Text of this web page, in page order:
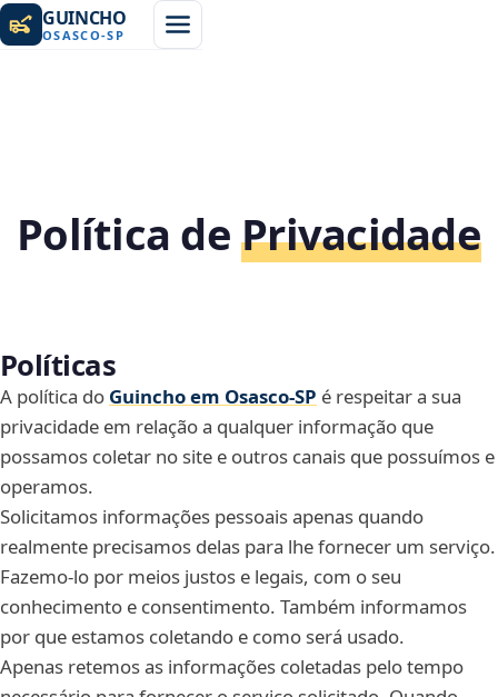
GUINCHO
OSASCO-SP
Política dePrivacidade
Políticas
A política do Guincho em Osasco‑SP é respeitar a sua
privacidade em relação a qualquer informação que
possamos coletar no site e outros canais que possuímos e
operamos.
Solicitamos informações pessoais apenas quando
realmente precisamos delas para lhe fornecer um serviço.
Fazemo-lo por meios justos e legais, com o seu
conhecimento e consentimento. Também informamos
por que estamos coletando e como será usado.
Apenas retemos as informações coletadas pelo tempo